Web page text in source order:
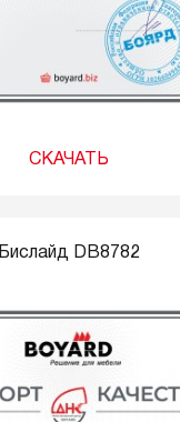
СКАЧАТЬ
Бислайд DB8782